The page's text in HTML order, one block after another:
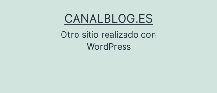
CANALBLOG.ES
Otro sitio realizado con
WordPress